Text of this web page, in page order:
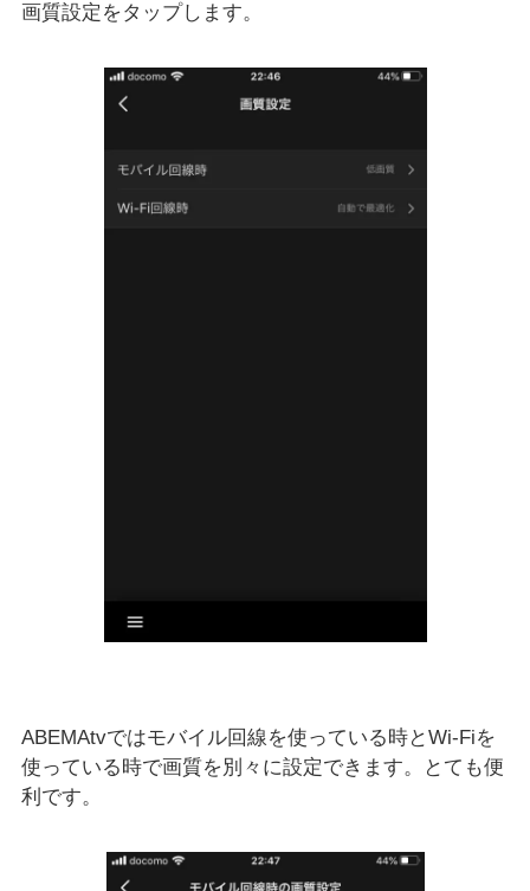
画質設定をタップします。
ABEMAtvではモバイル回線を使っている時とWi-Fiを
使っている時で画質を別々に設定できます。とても便
利です。